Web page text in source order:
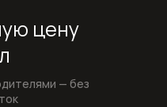
для
цену
— без